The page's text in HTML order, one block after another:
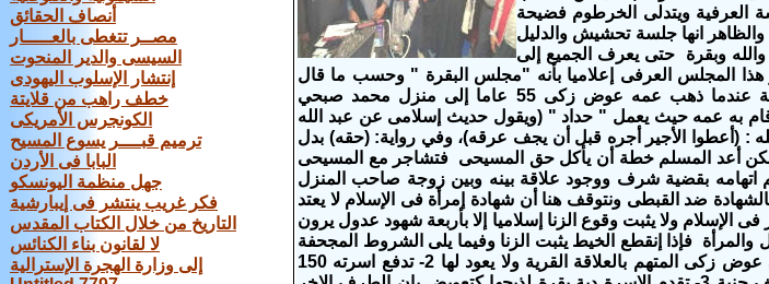
أنصاف الحقائق
مصــر تتغطى بالعـــــار
السيسى والدير المنحوت
إنتشار الإسلوب اليهودى
خطف راهب من قلايتة
الكونجرس الأمريكى
ترميم قبــــر يسوع المسيح
البابا فى الأردن
جهل منظمة اليونسكو
فكر غريب ينتشر فى إيبارشية
التاريخ من خلال الكتاب المقدس
لا لقانون بناء الكنائس
إلى وزارة الهجرة الإسترالية
ويتدلى الخرطوم فضيحة
انها جلسة تحشيش والدليل
وبقرة حتى يعرف الجميع إلى
المجلس العرفى إعلاميا بأنه "مجلس البقرة " وحسب ما قال
احد الأقباط المعتدى عليهم أن سبب الأزمة عندما ذهب عمه عوض زكى 55 عاما إلى منزل محمد صبحي
قام به عمه حيث يعمل " حداد " (ويقول حديث إسلامى عن عبد الله
: (أعطوا الأجير أجره قبل أن يجف عرقه)، وفي رواية: (حقه) بدل
أعد المسلم خطة أن يأكل حق المسيحى فتشاجر مع المسيحى
اتهامه بقضية شرف ووجود علاقة بينه وبين زوجة صاحب المنزل
ضد القبطى ونتوقف هنا أن شهادة إمرأة فى الإسلام لا يعتد
الإسلام ولا يثبت وقوع الزنا إسلاميا إلا بأربعة شهود عدول يرون
فإذا إنقطع الخيط يثبت الزنا وفيما يلى الشروط المجحفة
التى انتهت بالحكم كالاتى : 1- يترك القبطى عوض زكى المتهم بالعلاقة القرية ولا يعود لها 2- تدفع اسرته 150